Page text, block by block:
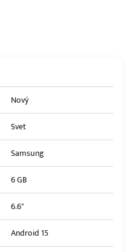
Nový
Svet
Samsung
6 GB
6.6"
Android 15